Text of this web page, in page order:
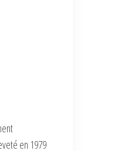
en 1979